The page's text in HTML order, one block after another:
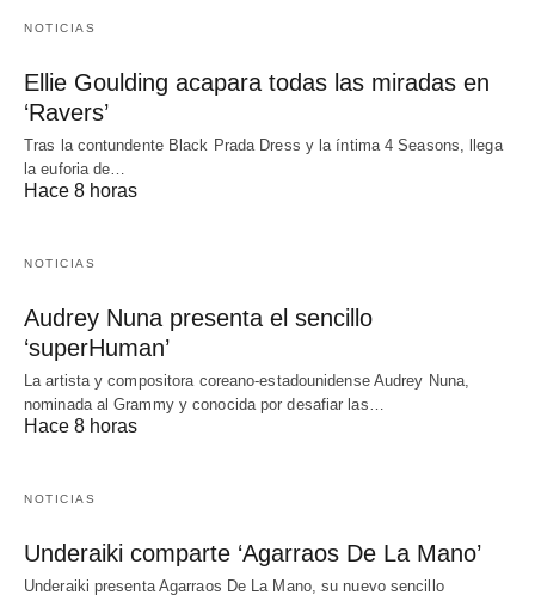
NOTICIAS
Ellie Goulding acapara todas las miradas en
‘Ravers’
Tras la contundente Black Prada Dress y la íntima 4 Seasons, llega
la euforia de…
Hace 8 horas
NOTICIAS
Audrey Nuna presenta el sencillo
‘superHuman’
La artista y compositora coreano-estadounidense Audrey Nuna,
nominada al Grammy y conocida por desafiar las…
Hace 8 horas
NOTICIAS
Underaiki comparte ‘Agarraos De La Mano’
Underaiki presenta Agarraos De La Mano, su nuevo sencillo